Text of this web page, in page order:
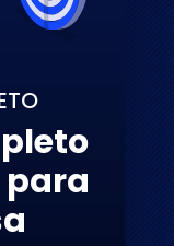
para